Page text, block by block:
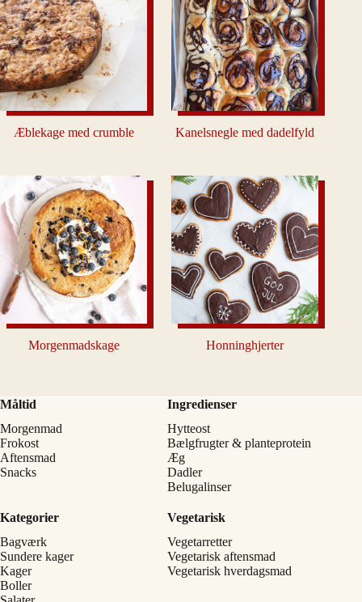
Æblekage med crumble Kanelsnegle med dadelfyld
Morgenmadskage Honninghjerter
Måltid
Morgenmad
Frokost
Aftensmad
Snacks
Ingredienser
Hytteost
Bælgfrugter & planteprotein
Æg
Dadler
Belugalinser
Kategorier
Bagværk
Sundere kager
Kager
Boller
Vegetarisk
Vegetarretter
Vegetarisk aftensmad
Vegetarisk hverdagsmad